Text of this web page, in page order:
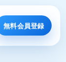
無料会員登録